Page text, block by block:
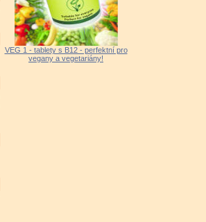
VEG 1 - tablety s B12 - perfektní pro
vegany a vegetariány!